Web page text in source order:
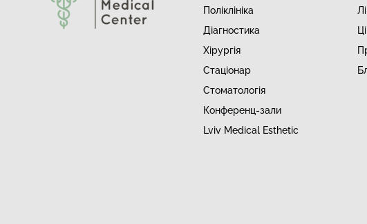
Поліклініка
Діагностика
Хірургія
Стаціонар
Стоматологія
Конференц-зали
Lviv Medical Esthetic